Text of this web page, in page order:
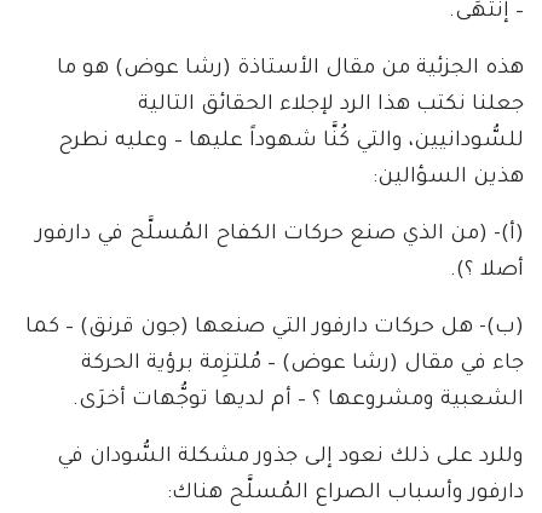
– إنتهَى.
هذه الجزئية من مقال الأستاذة (رشا عوض) هو ما
جعلنا نكتب هذا الرد لإجلاء الحقائق التالية
للسُّودانيين، والتي كُنَّا شهوداً عليها – وعليه نطرح
هذين السؤالين:
(أ)- (من الذي صنع حركات الكفاح المُسلَّح في دارفور
أصلا ؟).
(ب)- هل حركات دارفور التي صنعها (جون قرنق) – كما
جاء في مقال (رشا عوض) – مُلتزِمة برؤية الحركة
الشعبية ومشروعها ؟ – أم لديها توجُّهات أخرَى.
وللرد على ذلك نعود إلى جذور مشكلة السُّودان في
دارفور وأسباب الصراع المُسلَّح هناك: